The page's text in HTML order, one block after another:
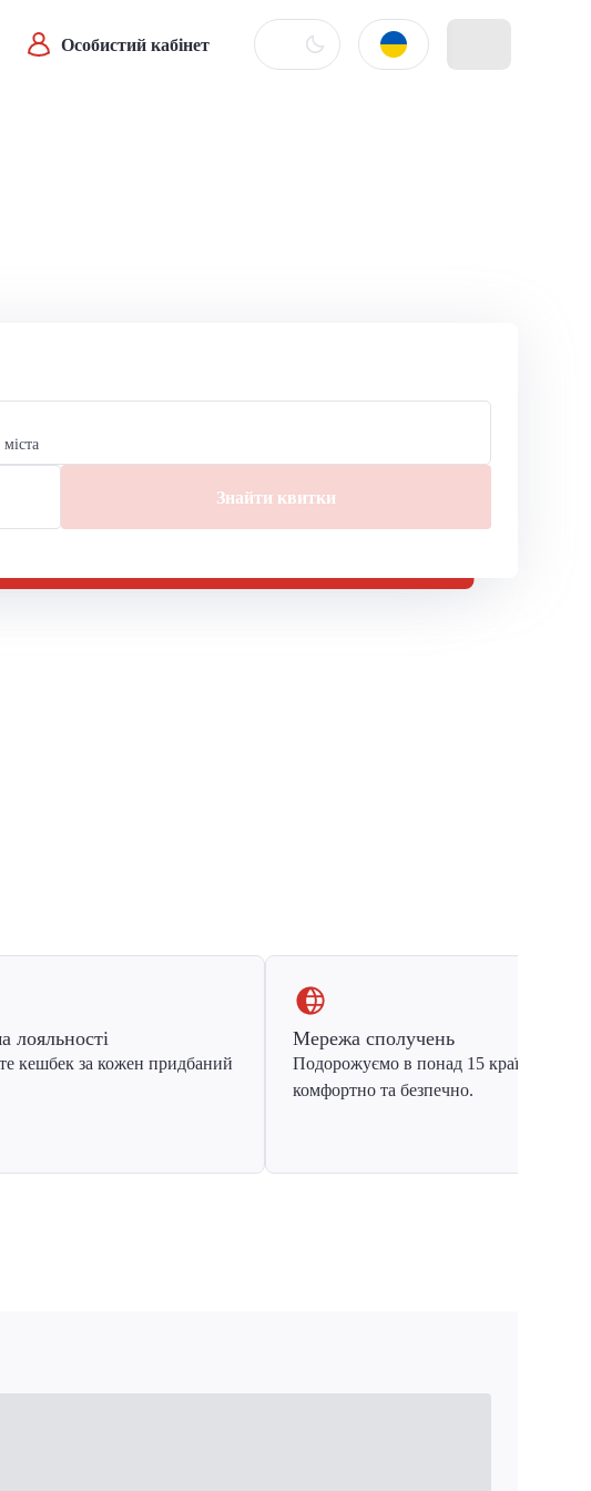
Особистий кабінет
Знайти квитки
лояльності
кешбек за кожен придбаний
Мережа сполучень
Подорожуємо в понад 15 країн Європи
комфортно та безпечно.